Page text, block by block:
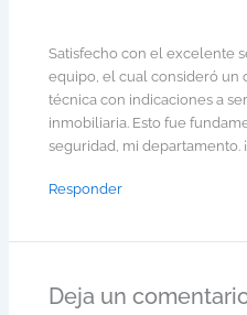
Satisfecho con el excelente
equipo, el cual consideró un
técnica con indicaciones a
inmobiliaria. Esto fue
seguridad, mi departamento.
Responder
Deja un